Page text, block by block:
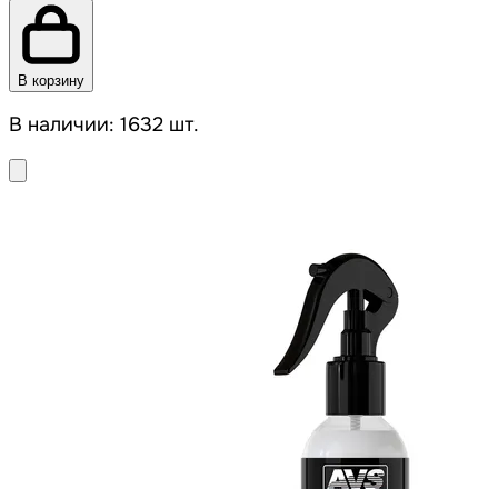
В корзину
В наличии: 1632 шт.